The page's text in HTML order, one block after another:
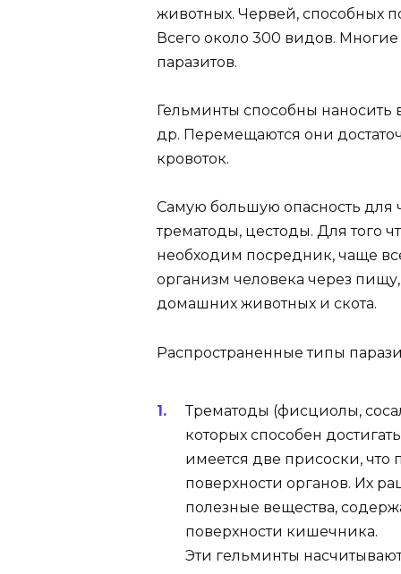
животных. Червей, способных
Всего около 300 видов.
паразитов.
Гельминты способны
др. Перемещаются они
кровоток.
Самую большую опасность для
трематоды, цестоды. Для того
необходим посредник, чаще
организм человека через
домашних животных и скота.
Распространенные типы
Трематоды (фисциолы,
которых способен
имеется две присоски, что
поверхности органов. Их
полезные вещества,
поверхности кишечника.
Эти гельминты